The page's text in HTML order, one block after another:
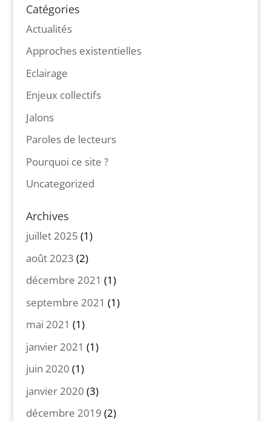
Catégories
Actualités
Approches existentielles
Eclairage
Enjeux collectifs
Jalons
Paroles de lecteurs
Pourquoi ce site ?
Uncategorized
Archives
juillet 2025 (1)
août 2023 (2)
décembre 2021 (1)
septembre 2021 (1)
mai 2021 (1)
janvier 2021 (1)
juin 2020 (1)
janvier 2020 (3)
décembre 2019 (2)